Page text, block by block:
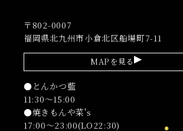
〒802-0007
福岡県北九州市小倉北区船場町7-11
MAPを見る
●とんかつ藍
11:30～15:00
●焼きもんや菜's
17:00～23:00(LO22:30)